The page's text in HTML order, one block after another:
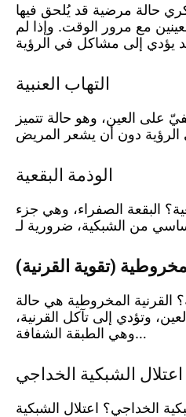
حالة مرضية قد يُلحق فيها
مع مرور الوقت. وإذا لم
التهاب العنبية
على العين، وهو حالة تتميز
الوذمة البقعية
البقعة الصفراء، وهي جزء
(تقوية القرنية)
القرنية المخروطية هي حالة
وتؤدي إلى تآكل القرنية،
وهي الطبقة الشفافة…
اعتلال الشبكية الخداجي
الخداجي؟ اعتلال الشبكية